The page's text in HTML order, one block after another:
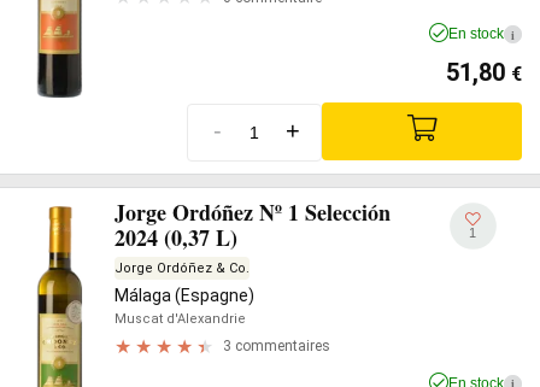
En stock i
51,80 €
- +
Jorge Ordóñez Nº 1 Selección
2024 (0,37 L)
Jorge Ordóñez & Co.
Málaga (Espagne)
Muscat d'Alexandrie
3 commentaires
1
En stock i